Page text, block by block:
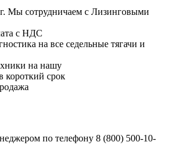
Мы сотрудничаем с Лизинговыми
с НДС
на все седельные тягачи и
на нашу
короткий срок
по телефону 8 (800) 500-10-